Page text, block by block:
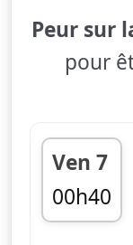
Peur sur
pour
Ven 7
00h40
01h35